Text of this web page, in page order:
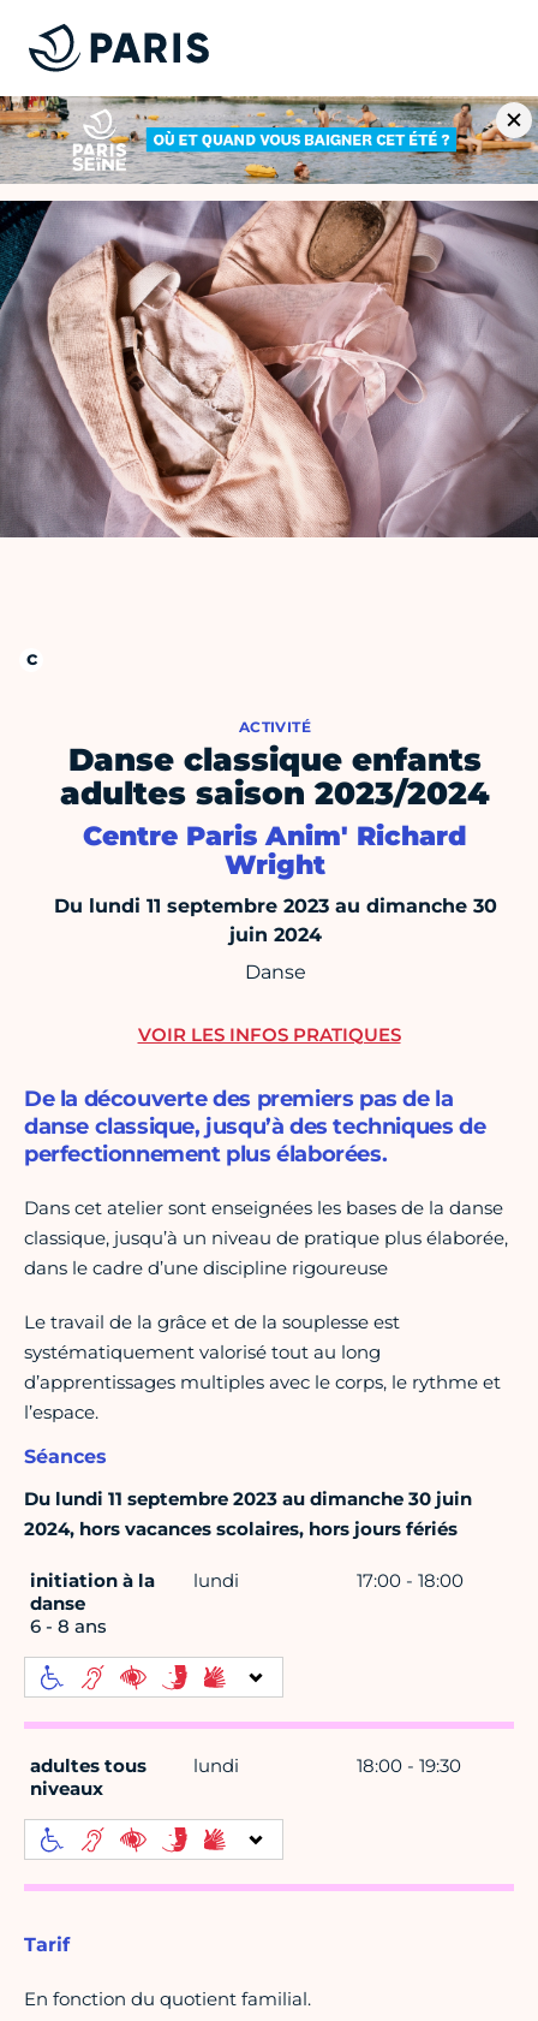
ACTIVITÉ
Danse classique enfants
adultes saison 2023/2024
Centre Paris Anim' Richard
Wright
Du lundi 11 septembre 2023 au dimanche 30
juin 2024
Danse
De la découverte des premiers pas de la
danse classique, jusqu’à des techniques de
perfectionnement plus élaborées.
Dans cet atelier sont enseignées les bases de la danse
classique, jusqu’à un niveau de pratique plus élaborée,
dans le cadre d’une discipline rigoureuse
Le travail de la grâce et de la souplesse est
systématiquement valorisé tout au long
d’apprentissages multiples avec le corps, le rythme et
l’espace.
Séances
Du lundi 11 septembre 2023 au dimanche 30 juin
2024, hors vacances scolaires, hors jours fériés
initiation à la
danse
6 - 8 ans
lundi 17:00 - 18:00
adultes tous
niveaux
lundi 18:00 - 19:30
Tarif
En fonction du quotient familial.
VOIR LES INFOS PRATIQUES